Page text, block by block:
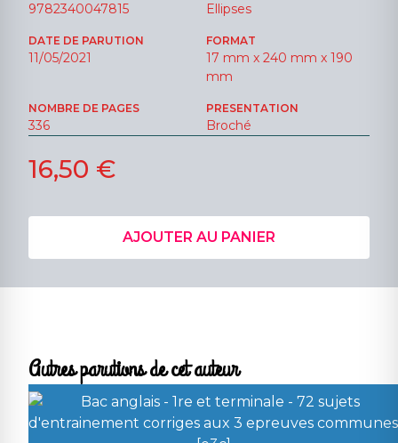
9782340047815 Ellipses
DATE DE PARUTION
11/05/2021
FORMAT
17 mm x 240 mm x 190
mm
NOMBRE DE PAGES
336
PRESENTATION
Broché
16,50 €
AJOUTER AU PANIER
Autres parutions de cet auteur